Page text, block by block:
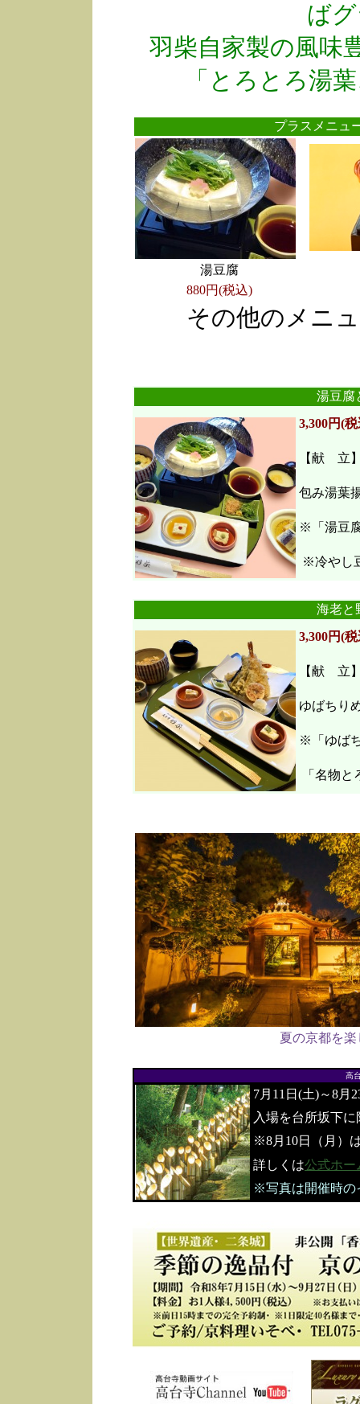
ば
羽柴自家製の風味
「とろとろ湯
プラスメニ
湯豆腐
880円(税込)
その他のメニ
湯豆腐
3,300円(
【献 立
包み湯葉
※「湯豆
※冷やし
海老
3,300円(
【献 立
ゆばちり
※「ゆば
「名物と
夏の京都を
高
7月11日(土)～8月
入場を台所坂下
※8月10日（月）
詳しくは公式ホー
※写真は開催時の